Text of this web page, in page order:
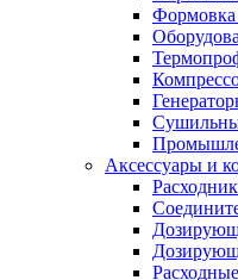
Формовка
Аксессуары и